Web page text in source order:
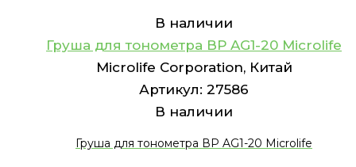
В наличии
Груша для тонометра ВР AG1-20 Microlife
Microlife Corporation, Китай
Артикул: 27586
В наличии
Груша для тонометра ВР AG1-20 Microlife